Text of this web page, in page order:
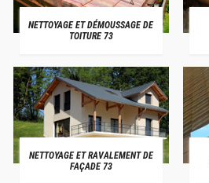
NETTOYAGE ET DÉMOUSSAGE DE
TOITURE 73
NETTOYAGE ET RAVALEMENT DE
FAÇADE 73